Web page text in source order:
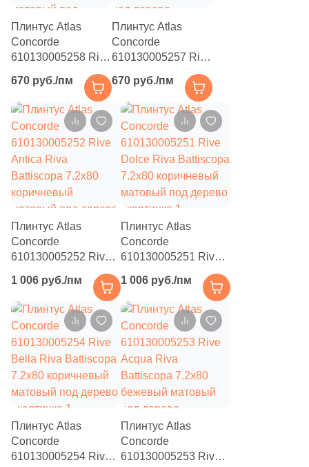
1.3x75 (1
16 )
1.4x60 (6)
1x60 (
1.2x40 (4)
1.7x15 ( 3)
1x40 (2)
1.2x60 (5 )
1.5x90 (3 )
1.5x30.5 ( 2 )
1.2x70 (2)
1.5x32.5 ( 12
1x50 (2 )
1.4x40 (1)
Плинтус Atlas
Concorde
610130005258 Rive
Battiscopa 7.2x60
коричневый
матовый под
дерево
670 руб./пм
Плинтус Atlas
Concorde
610130005257 Rive
Battiscopa 7.2x60
бежевый матовый
под дерево
670 руб./пм
Плинтус Atlas
Concorde
610130005252 Rive
Battiscopa 7.2x80
коричневый
матовый под дерево
1 006 руб./пм
Плинтус Atlas
Concorde
610130005251 Rive
Dolce Riva Battiscopa
7.2x80 коричневый
матовый под дерево
1 006 руб./пм
Плинтус Atlas
Concorde
610130005254 Rive
Плинтус Atlas
Concorde
610130005253 Rive